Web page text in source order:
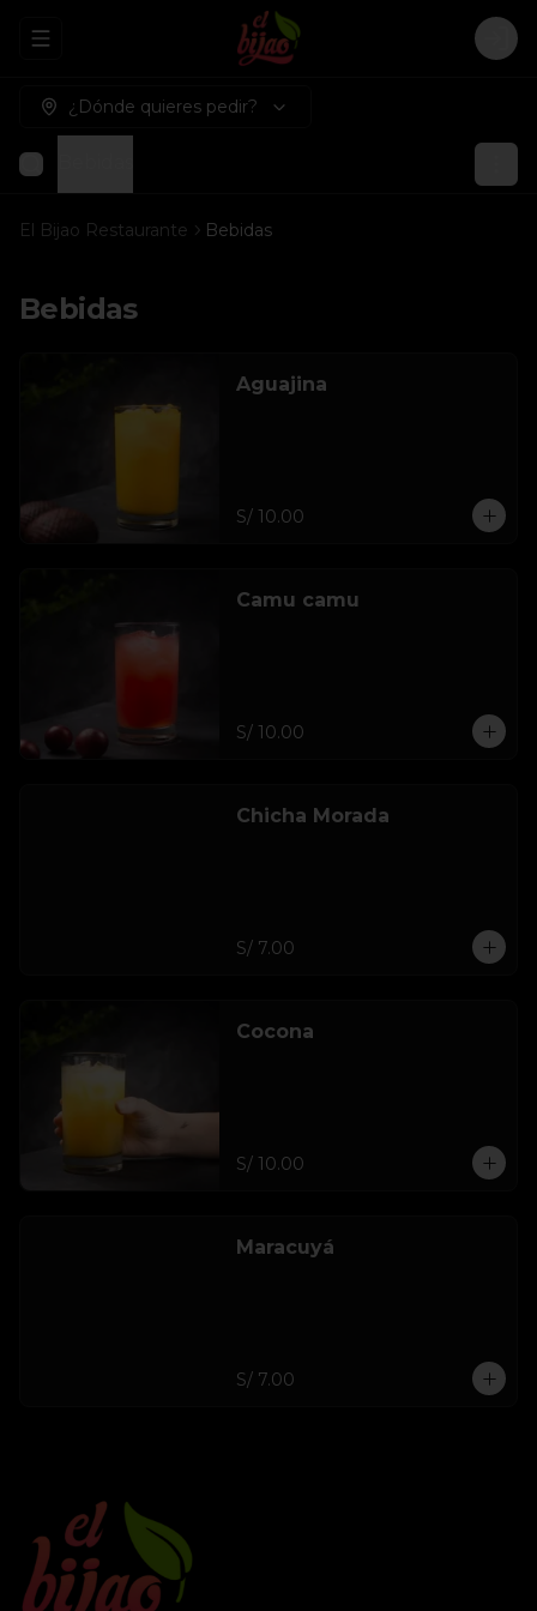
Abrir menu de navegación
¿Dónde quieres pedir?
El Bijao Restaurante Bebidas
Bebidas
Aguajina
S/ 10.00
Camu camu
S/ 10.00
Chicha Morada
S/ 7.00
Cocona
S/ 10.00
Maracuyá
S/ 7.00